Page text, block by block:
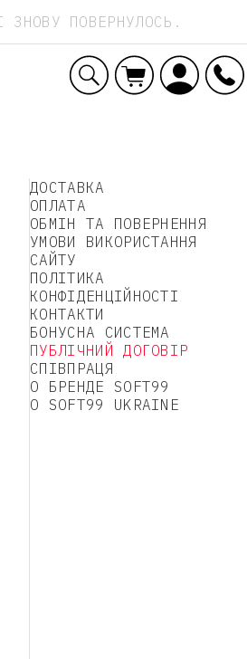
ЗНОВУ ПОВЕРНУЛОСЬ.
(°〇°)ﾉ
що-небудь у
ДОСТАВКА
ОПЛАТА
ОБМІН ТА ПОВЕРНЕННЯ
УМОВИ ВИКОРИСТАННЯ
САЙТУ
ПОЛІТИКА
КОНФІДЕНЦІЙНОСТІ
КОНТАКТИ
БОНУСНА СИСТЕМА
ПУБЛІЧНИЙ ДОГОВІР
СПІВПРАЦЯ
О БРЕНДЕ SOFT99
О SOFT99 UKRAINE